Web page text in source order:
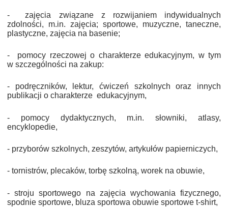
-
zajęcia związane z rozwijaniem indywidualnych
zdolności, m.in. zajęcia; sportowe, muzyczne, taneczne,
plastyczne, zajęcia na basenie;
-
pomocy rzeczowej o charakterze edukacyjnym, w tym
w szczególności na zakup:
- podręczników, lektur, ćwiczeń szkolnych oraz innych
publikacji o charakterze edukacyjnym,
- pomocy dydaktycznych, m.in. słowniki, atlasy,
encyklopedie,
- przyborów szkolnych, zeszytów, artykułów papierniczych,
- tornistrów, plecaków, torbę szkolną, worek na obuwie,
- stroju sportowego na zajęcia wychowania fizycznego,
spodnie sportowe, bluza sportowa obuwie sportowe t-shirt,